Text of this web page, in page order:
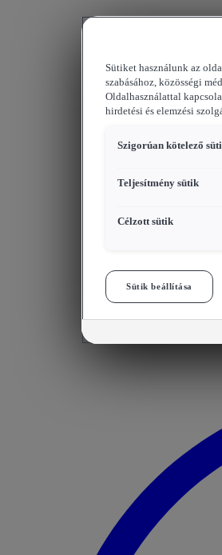
Sütiket használunk az
szabásához, közösségi
Oldalhasználattal
hirdetési és elemzési
Szigorúan kötelező
Teljesítmény sütik
Célzott sütik
Sütik beállítása